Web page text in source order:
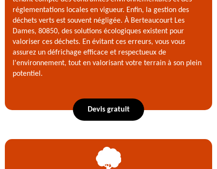
réglementations locales en vigueur. Enfin, la gestion des
déchets verts est souvent négligée. À Berteaucourt Les
Dames, 80850, des solutions écologiques existent pour
valoriser ces déchets. En évitant ces erreurs, vous vous
assurez un défrichage efficace et respectueux de
l'environnement, tout en valorisant votre terrain à son plein
potentiel.
Devis gratuit